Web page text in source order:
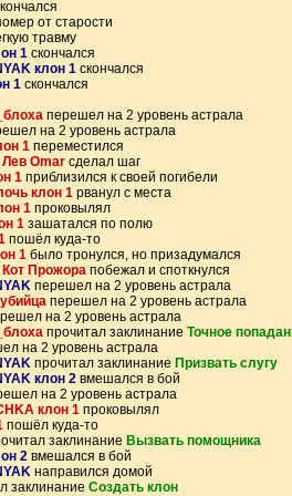
от старости
травму
1 скончался
клон 1 скончался
1 скончался
перешел на 2 уровень астрала
на 2 уровень астрала
1 переместился
Лев Omar сделал шаг
1 приблизился к своей погибели
клон 1 рванул с места
1 проковылял
1 зашатался по полю
пошёл куда-то
1 было тронулся, но призадумался
Кот Прожора побежал и споткнулся
перешел на 2 уровень астрала
перешел на 2 уровень астрала
на 2 уровень астрала
прочитал заклинание Точное
на 2 уровень астрала
прочитал заклинание Призвать слугу
клон 2 вмешался в бой
на 2 уровень астрала
клон 1 проковылял
пошёл куда-то
заклинание Вызвать помощника
2 вмешался в бой
направился домой
заклинание Создать клон